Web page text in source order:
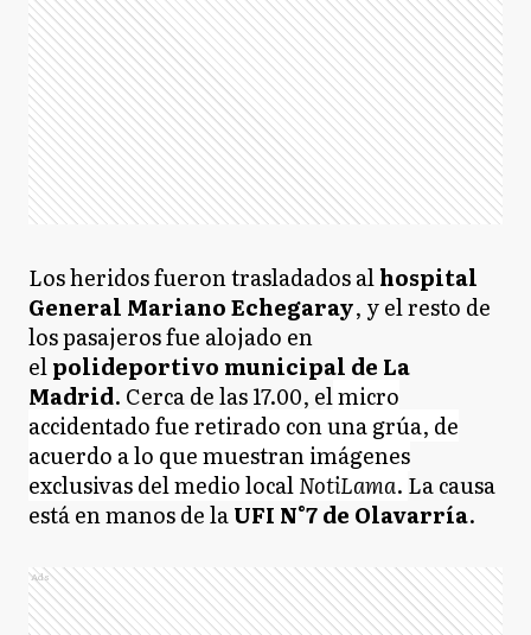
Los heridos fueron trasladados alhospital
General Mariano Echegaray, y el resto de
los pasajeros fue alojado en
elpolideportivo municipal de La
Madrid. Cerca de las 17.00, elmicro
accidentado fue retirado con una grúa, de
acuerdo a lo que muestran imágenes
exclusivas del medio localNotiLama. La causa
está en manos de laUFI N°7 de Olavarría.
Ads